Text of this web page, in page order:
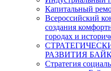
Капитальный
Всероссийский
создания
городах и
РАЗВИТИЯ
Стратегия